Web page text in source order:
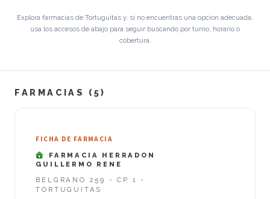
Explora farmacias de Tortuguitas y, si no encuentras una opcion adecuada,
usa los accesos de abajo para seguir buscando por turno, horario o
cobertura.
FARMACIAS (5)
FICHA DE FARMACIA
FARMACIA HERRADON
GUILLERMO RENE
BELGRANO 259 - CP 1 -
TORTUGUITAS